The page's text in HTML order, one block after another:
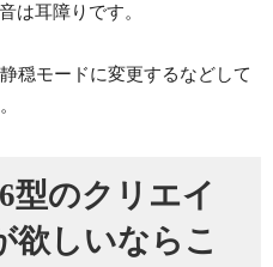
は耳障りです。
穏モードに変更するなどして
型のクリエイ
欲しいならこ